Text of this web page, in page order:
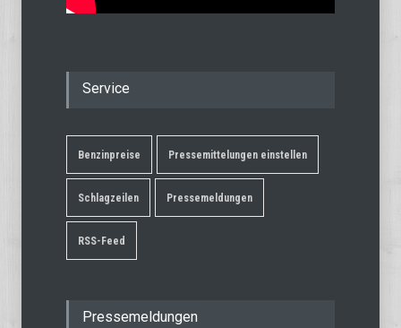
Service
Benzinpreise Pressemittelungen einstellen
Schlagzeilen Pressemeldungen
RSS-Feed
Pressemeldungen